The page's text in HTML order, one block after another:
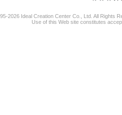
2026 Ideal Creation Center Co., Ltd. All Rights
Use of this Web site constitutes